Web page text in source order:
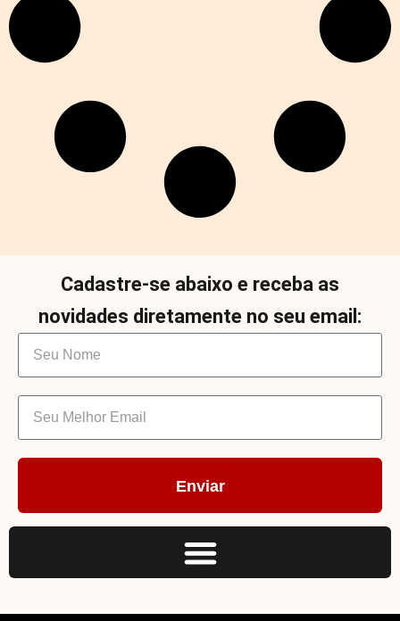
Cadastre-se abaixo e receba as
novidades diretamente no seu email:
Enviar